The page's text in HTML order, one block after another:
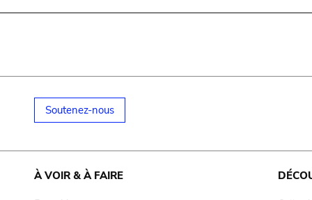
Soutenez-nous
À VOIR & À FAIRE